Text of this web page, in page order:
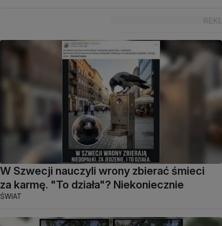
W Szwecji nauczyli wrony zbierać śmieci
za karmę. "To działa"? Niekoniecznie
ŚWIAT